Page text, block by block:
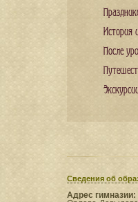
История
После
Сведения​ об
Адрес гимназии: